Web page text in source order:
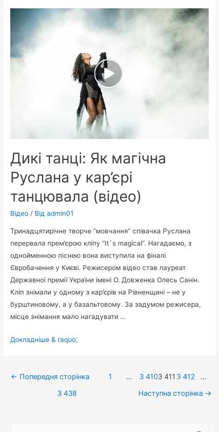
Дикі танці: Як магічна
Руслана у кар’єрі
танцювала (відео)
Відео / Відadmin01
Тринадцятирічне творче “мовчання” співачка Руслана
перервала прем’єрою кліпу “It`s magical”. Нагадаємо, з
однойменною піснею вона виступила на фіналі
Євробачення у Києві. Режисером відео став лауреат
Державної премії України імені О. Довженка Олесь Санін.
Кліп знімали у одному з кар’єрів на Рівненщині – не у
бурштиновому, а у базальтовому. За задумом режисера,
місце знімання мало нагадувати …
Дикі
магічна
Докладніше & raquo;
Навігація
← Попередня сторінка 1 … 3 4103 411 3 412
…
3 438
Наступна сторінка →